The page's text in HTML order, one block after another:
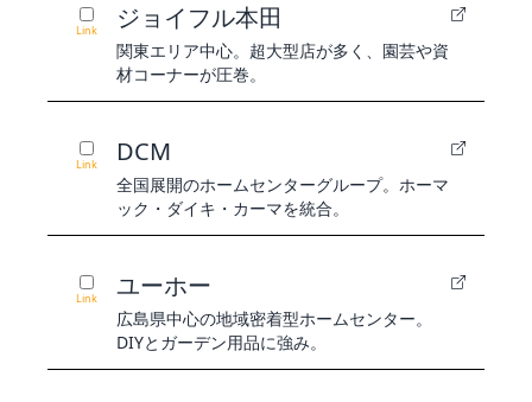
Link ジョイフル本田
関東エリア中心。超大型店が多く、園芸や資
材コーナーが圧巻。
Link DCM
全国展開のホームセンターグループ。ホーマ
ック・ダイキ・カーマを統合。
Link ユーホー
広島県中心の地域密着型ホームセンター。
DIYとガーデン用品に強み。